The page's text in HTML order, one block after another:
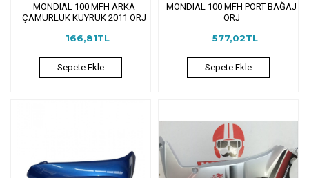
MONDIAL 100 MFH ARKA
ÇAMURLUK KUYRUK 2011 ORJ
166,81TL
Sepete Ekle
MONDIAL 100 MFH PORT BAĞAJ
ORJ
577,02TL
Sepete Ekle